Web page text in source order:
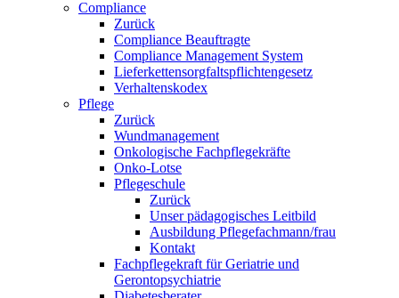
Compliance
Zurück
Compliance Beauftragte
Compliance Management System
Lieferkettensorgfaltspflichtengesetz
Verhaltenskodex
Pflege
Zurück
Wundmanagement
Onkologische Fachpflegekräfte
Onko-Lotse
Pflegeschule
Zurück
Unser pädagogisches Leitbild
Ausbildung Pflegefachmann/frau
Kontakt
Fachpflegekraft für Geriatrie und
Gerontopsychiatrie